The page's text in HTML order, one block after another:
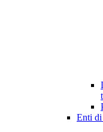
Enti